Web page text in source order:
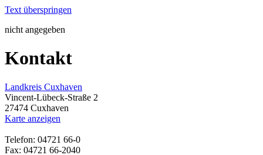
Text überspringen
nicht angegeben
Kontakt
Landkreis Cuxhaven
Vincent-Lübeck-Straße 2
27474 Cuxhaven
Karte anzeigen
Telefon: 04721 66-0
Fax: 04721 66-2040